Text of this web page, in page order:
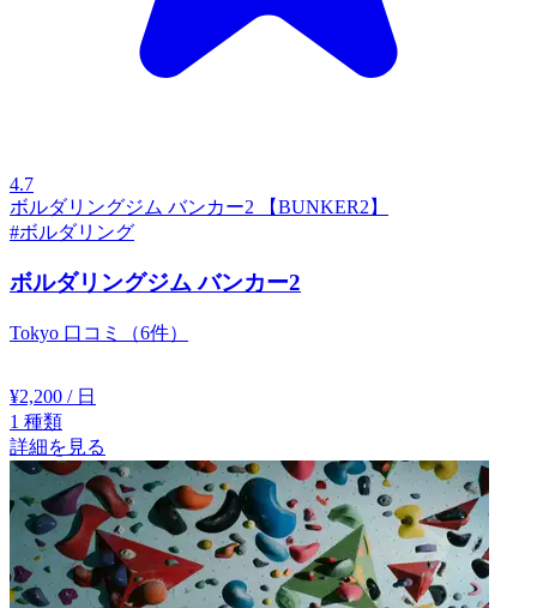
4.7
ボルダリングジム バンカー2 【BUNKER2】
#ボルダリング
ボルダリングジム バンカー2
Tokyo 口コミ（6件）
¥2,200 / 日
1 種類
詳細を見る